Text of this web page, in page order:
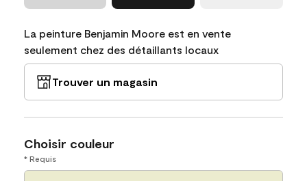
La peinture Benjamin Moore est en vente
seulement chez des détaillants locaux
Trouver un magasin
Choisir couleur
* Requis